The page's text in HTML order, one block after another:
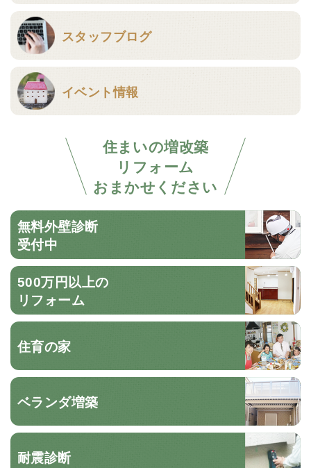
スタッフブログ
イベント情報
住まいの増改築
リフォーム
おまかせください
無料外壁診断
受付中
500万円以上の
リフォーム
住育の家
ベランダ増築
耐震診断